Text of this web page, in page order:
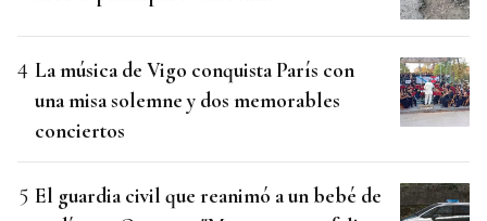
La música de Vigo conquista París con
una misa solemne y dos memorables
conciertos
El guardia civil que reanimó a un bebé de